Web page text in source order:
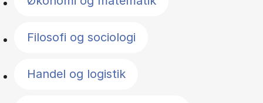
Filosofi og sociologi
Handel og logistik